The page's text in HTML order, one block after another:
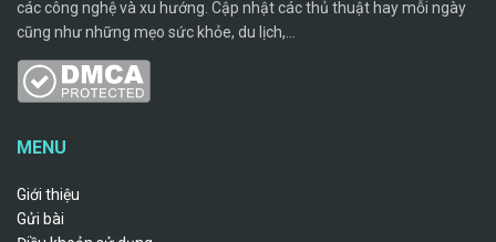
các công nghệ và xu hướng. Cập nhật các thủ thuật hay mỗi ngày
cũng như những mẹo sức khỏe, du lịch,...
MENU
Giới thiệu
Gửi bài